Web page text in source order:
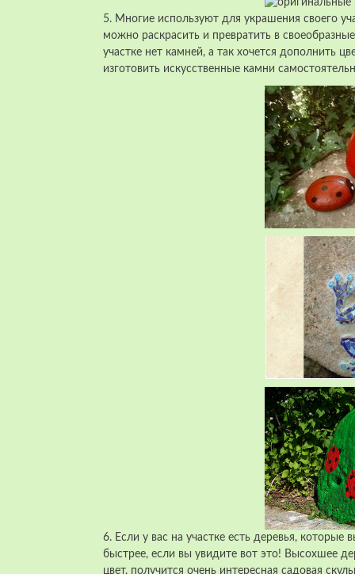
5. Многие используют для украшения своего
можно раскрасить и превратить в
участке нет камней, а так хочется
изготовить искусственные камни
6. Если у вас на участке есть деревья,
быстрее, если вы увидите вот это! Высохшее
цвет, получится очень интересная садовая